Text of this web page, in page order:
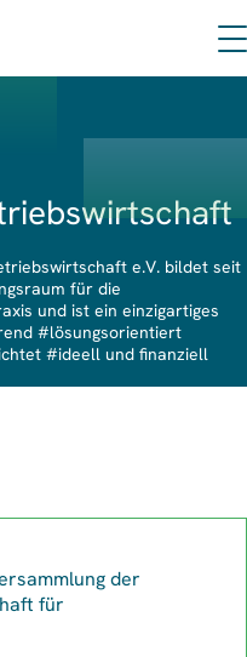
e.V. bildet seit
für die
und ist ein einzigartiges
#lösungsorientiert
#ideell und finanziell
der
für